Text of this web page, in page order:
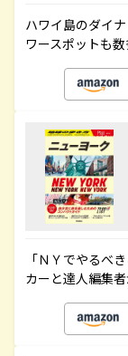
ハワイ島のダイ
ワースポットも
「ＮＹでやるべ
カーと達人編集